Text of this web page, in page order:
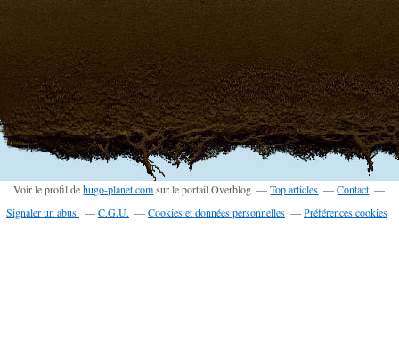
Voir le profil dehugo-planet.comsur le portail Overblog Top articles
Contact
Signaler un abus
C.G.U. Cookies et données personnelles Préférences cookies